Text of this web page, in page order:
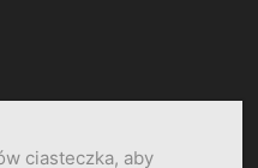
ciasteczka, aby